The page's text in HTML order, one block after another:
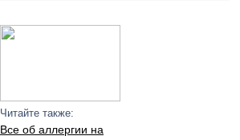
Читайте также:
Все об аллергии на